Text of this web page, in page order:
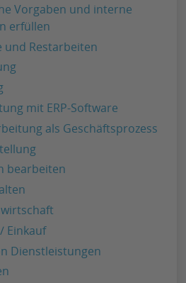
Vorgaben und interne
erfüllen
und Restarbeiten
mit ERP-Software
als Geschäftsprozess
bearbeiten
Einkauf
Dienstleistungen